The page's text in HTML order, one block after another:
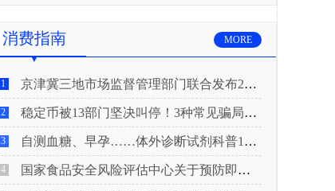
消费指南 MORE
1 京津冀三地市场监督管理部门联合发布2026年春节期间消费提示
2 稳定币被13部门坚决叫停！3种常见骗局“套路”曝光
3 自测血糖、早孕……体外诊断试剂科普10问来了！建议收藏
4 国家食品安全风险评估中心关于预防即食真空包装肉制品肉毒中毒的风险提示